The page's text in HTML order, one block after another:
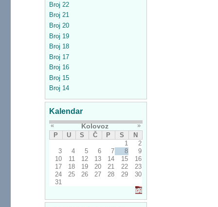
Broj 22
Broj 21
Broj 20
Broj 19
Broj 18
Broj 17
Broj 16
Broj 15
Broj 14
Kalendar
« Kolovoz
»
P
U S Č P S
N
1
2
3
4 5 6 7 8
9
10
11 12 13 14 15
16
17
18 19 20 21 22
23
24
25 26 27 28 29
30
31